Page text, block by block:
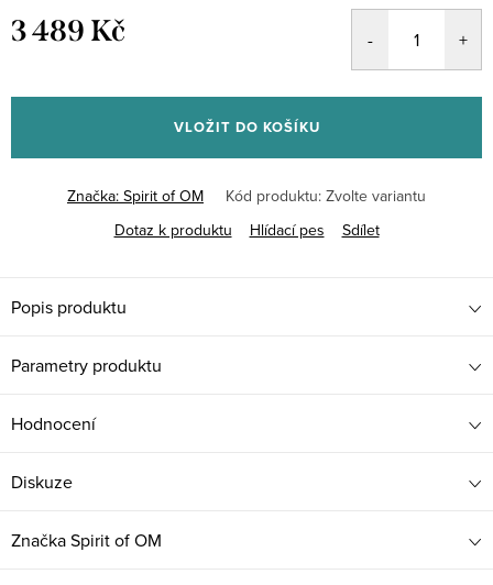
3 489 Kč
VLOŽIT DO KOŠÍKU
Značka: Spirit of OM Kód produktu: Zvolte variantu
Dotaz k produktu
Hlídací pes Sdílet
Popis produktu
Parametry produktu
Hodnocení
Diskuze
ZnačkaSpirit of OM